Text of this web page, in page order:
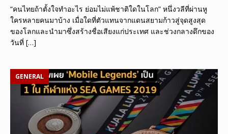
“คนไทยถ้าตั้งใจทำอะไร ย่อมไม่แพ้ชาติใดในโลก” หนึ่งวลีที่ผ่านหู
ใครหลายคนมาบ้าง เมื่อใดที่ตัวแทนจากแดนสยามก้าวสู่จุดสูงสุด
ของโลกและนำมาซึ่งสร้างชื่อเสียงแก่ประเทศ และช่วงกลางดึกของ
วันที่ […]
GENERAL